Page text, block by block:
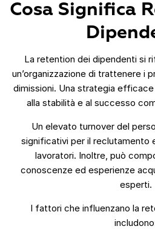
Cosa Significa
La retention dei dipendenti si
un’organizzazione di trattenere i
dimissioni. Una strategia
alla stabilità e al successo
Un elevato turnover del
significativi per il reclutamento
lavoratori. Inoltre, può
conoscenze ed esperienze
esperti.
I fattori che influenzano la